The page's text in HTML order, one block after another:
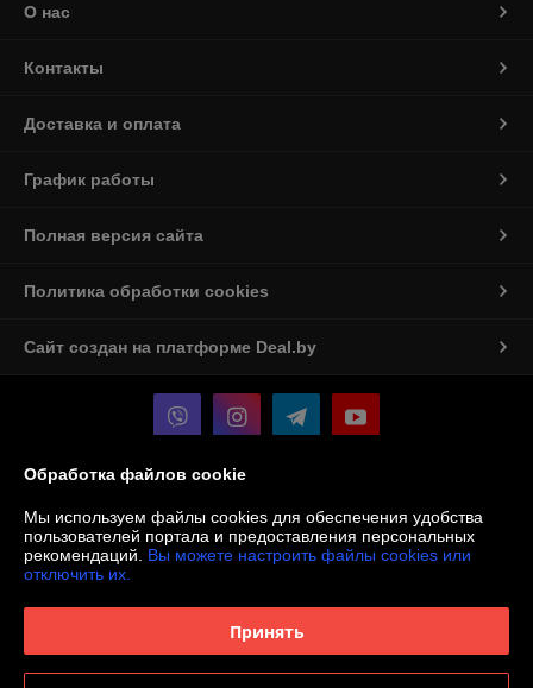
О нас
Контакты
Доставка и оплата
График работы
Полная версия сайта
Политика обработки cookies
Сайт создан на платформе Deal.by
Юридическое лицо:ООО «Мастерская Алюмен»
БЕЛАРУСЬ, БРЕСТСКАЯ ОБЛ., Г. БАРАНОВИЧИ, УЛ. ВИЛЬЯМСА, ДОМ
16Б, 225405
Регистрационный орган: Барановичский Горисполком
Обработка файлов cookie
Мы используем файлы cookies для обеспечения удобства
пользователей портала и предоставления персональных
рекомендаций. Вы можете настроить файлы cookies или
отключить их.
Принять